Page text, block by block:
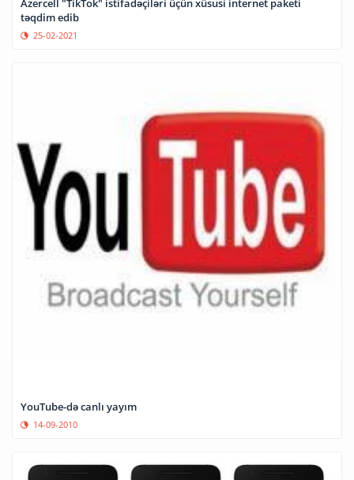
Azercell "TikTok" istifadəçiləri üçün xüsusi internet paketi
təqdim edib
25-02-2021
YouTube-də canlı yayım
14-09-2010